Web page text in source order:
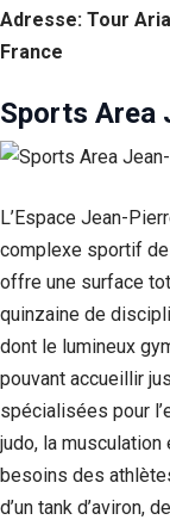
Adresse: Tour
France
Sports Area
L’Espace Jean-
complexe sportif de
offre une surface
quinzaine de
dont le lumineux
pouvant accueillir
spécialisées pour
judo, la
besoins des
d’un tank d’aviron,